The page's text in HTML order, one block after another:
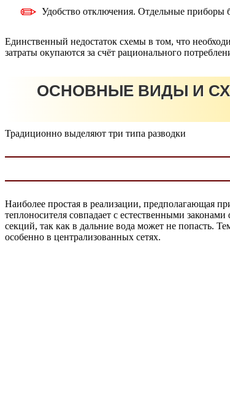
Удобство отключения. Отдельные приборы
Единственный недостаток схемы в том, что
затраты окупаются за счёт рационального
ОСНОВНЫЕ ВИДЫ И
Традиционно выделяют три типа разводки
Наиболее простая в реализации, предполагающая
теплоносителя совпадает с естественными
секций, так как в дальние вода может не попасть.
особенно в централизованных сетях.